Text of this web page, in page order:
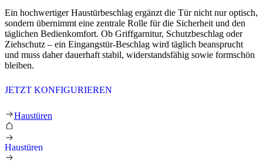
Ein hochwertiger Haustürbeschlag ergänzt die Tür nicht nur optisch,
sondern übernimmt eine zentrale Rolle für die Sicherheit und den
täglichen Bedienkomfort. Ob Griffgarnitur, Schutzbeschlag oder
Ziehschutz – ein Eingangstür-Beschlag wird täglich beansprucht
und muss daher dauerhaft stabil, widerstandsfähig sowie formschön
bleiben.
JETZT KONFIGURIEREN
Haustürbeschlag
Haustüren
Haustüren